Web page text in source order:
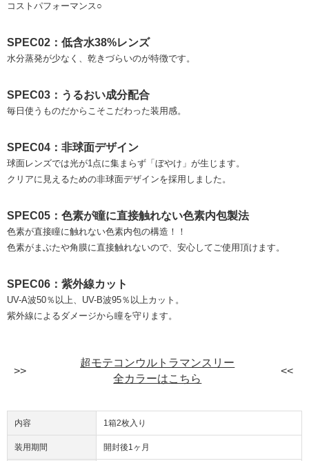
コストパフォーマンス○
SPEC02：低含水38%レンズ
水分蒸発が少なく、乾きづらいのが特徴です。
SPEC03：うるおい成分配合
毎日使うものだからこそこだわった装用感。
SPEC04：非球面デザイン
球面レンズでは光が1点に集まらず「ぼやけ」が生じます。
クリアに見えるための非球面デザインを採用しました。
SPEC05：色素が瞳に直接触れない色素内包製法
色素が直接瞳に触れない色素内包の構造！！
色素がまぶたや角膜に直接触れないので、安心してご使用頂けます。
SPEC06：紫外線カット
UV-A波50％以上、UV-B波95％以上カット。
紫外線によるダメージから瞳を守ります。
超モテコンウルトラマンスリー
全カラーはこちら
内容 1箱2枚入り
装用期間 開封後1ヶ月